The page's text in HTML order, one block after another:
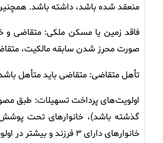
منعقد شده باشد، داشته باشد.
فاقد زمین یا مسکن ملکی: متقاضی و
صورت محرز شدن سابقه مالکیت،
تأهل متقاضی: متقاضی باید متأهل باشد. برای متقاضیان
گذشته باشد)، خانوارهای تحت پوشش
خانوارهای دارای ۳ فرزند و بیشتر در اولویت دریافت تسهیلات قرار دارند.